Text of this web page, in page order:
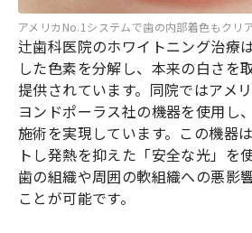
アメリカNo.1システムで歯の内部着色もクリ
辻歯科医院のホワイトニング治療
した色素を分解し、本来の白さを
提供されています。同院ではアメ
ヨンドポーラス社の機器を使用し
施術を実現しています。この機器
トし発熱を抑えた「安全な光」を
歯の組織や周囲の軟組織への悪影
ことが可能です。